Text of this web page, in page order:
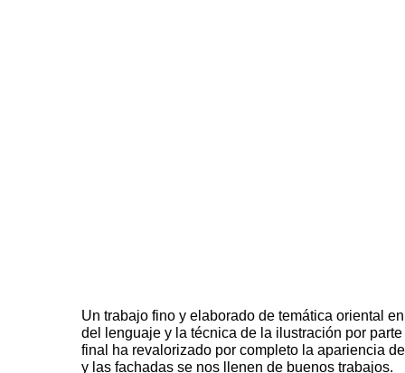
Un trabajo fino y elaborado de temática oriental
del lenguaje y la técnica de la ilustración por
final ha revalorizado por completo la apariencia
y las fachadas se nos llenen de buenos trabajos.